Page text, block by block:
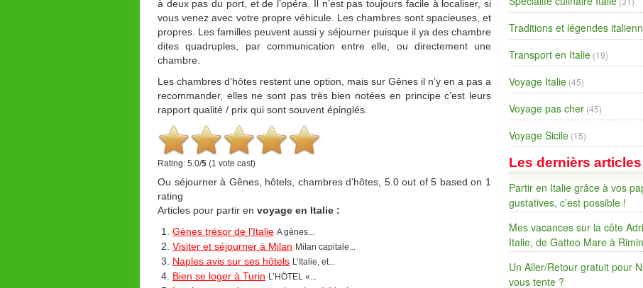
à deux pas du port, et de l’opéra. Il n’est pas toujours facile à localiser, si
vous venez avec votre propre véhicule. Les chambres sont spacieuses, et
propres. Les familles peuvent aussi y séjourner puisque il ya des chambre
dites quadruples, par communication entre elle, ou directement une
chambre.
Les chambres d’hôtes restent une option, mais sur Gênes il n’y en a pas a
recommander, elles ne sont pas très bien notées en principe c’est leurs
rapport qualité / prix qui sont souvent épinglés.
Rating: 5.0/5 (1 vote cast)
Ou séjourner à Gênes, hôtels, chambres d’hôtes 5.0out of5 based on 1
rating
Articles pour partir en voyage en Italie :
Gènes trésor de l’Italie A gènes...
Visiter et séjourner à Milan Milan capitale...
Naples avis sur ses hôtels L’Italie, et...
Bien se loger à Turin L’HÖTEL «...
Traditions et légendes
Transport en Italie (19)
Voyage Italie (45)
Voyage pas cher (45)
Voyage Sicile (15)
Les dernièrs
Partir en Italie grâce à vos
gustatives, c’est possible !
Mes vacances sur la côte
Italie, de Gatteo Mare à
Un Aller/Retour gratuit pour
vous tente ?